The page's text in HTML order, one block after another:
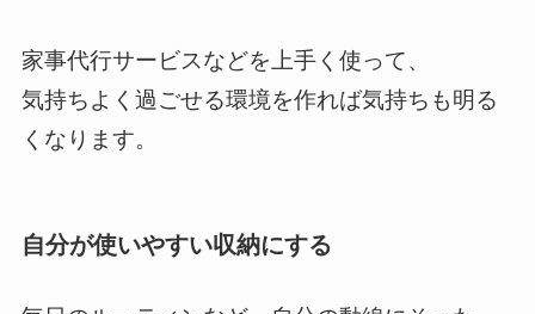
家事代行サービスなどを上手く使って、
気持ちよく過ごせる環境を作れば気持ちも明る
くなります。
自分が使いやすい収納にする